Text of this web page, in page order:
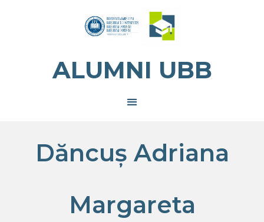
ALUMNI UBB
Dăncuș Adriana
Margareta